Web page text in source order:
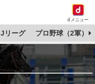
dメニュー
Jリーグ プロ野球（2軍）